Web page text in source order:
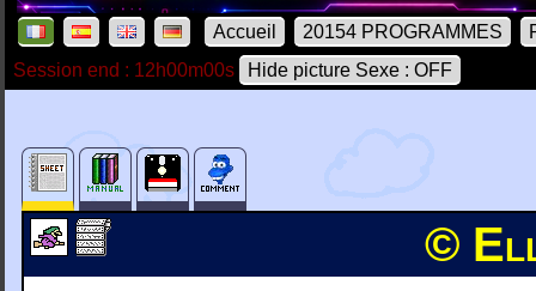
Accueil 20154 PROGRAMMES
Session end : 12h00m00s
Hide picture Sexe : OFF
©